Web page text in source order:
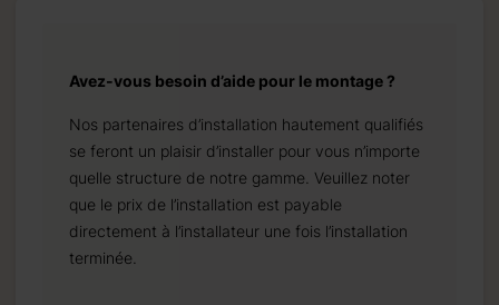
Avez-vous besoin d’aide pour le montage ?
Nos partenaires d’installation hautement qualifiés
se feront un plaisir d’installer pour vous n’importe
quelle structure de notre gamme. Veuillez noter
que le prix de l’installation est payable
directement à l’installateur une fois l’installation
terminée.